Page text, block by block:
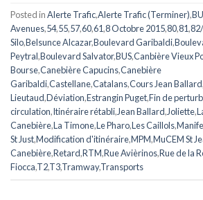
Posted inAlerte Trafic,Alerte Trafic (Terminer),
Avenues,54,55,57,60,61,8 Octobre 2015,80,81,
Silo,Belsunce Alcazar,Boulevard Garibaldi,
Peytral,Boulevard Salvator,BUS,Canbière Vieux
Bourse,Canebière Capucins,Canebière
Garibaldi,Castellane,Catalans,Cours Jean Ballard,
Lieutaud,Déviation,Estrangin Puget,Fin de
circulation,Itinéraire rétabli,Jean Ballard,Joliette,
Canebière,La Timone,Le Pharo,Les Caillols,
St Just,Modification d'itinéraire,MPM,MuCEM St
Canebière,Retard,RTM,Rue Avièrinos,Rue de la
Fiocca,T2,T3,Tramway,Transports